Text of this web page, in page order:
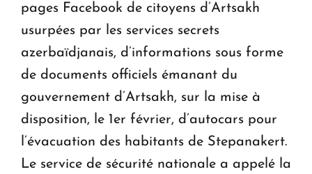
pages Facebook de citoyens d’Artsakh
usurpées par les services secrets
azerbaïdjanais, d’informations sous forme
de documents officiels émanant du
gouvernement d’Artsakh, sur la mise à
disposition, le 1er février, d’autocars pour
l’évacuation des habitants de Stepanakert.
Le service de sécurité nationale a appelé la